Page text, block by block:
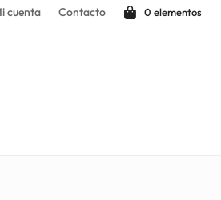
cuenta Contacto 0 elementos